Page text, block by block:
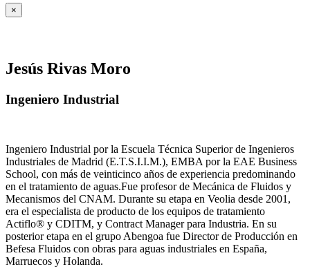
×
Jesús Rivas Moro
Ingeniero Industrial
Ingeniero Industrial por la Escuela Técnica Superior de Ingenieros
Industriales de Madrid (E.T.S.I.I.M.), EMBA por la EAE Business
School, con más de veinticinco años de experiencia predominando
en el tratamiento de aguas.Fue profesor de Mecánica de Fluidos y
Mecanismos del CNAM. Durante su etapa en Veolia desde 2001,
era el especialista de producto de los equipos de tratamiento
Actiflo® y CDITM, y Contract Manager para Industria. En su
posterior etapa en el grupo Abengoa fue Director de Producción en
Befesa Fluidos con obras para aguas industriales en España,
Marruecos y Holanda.